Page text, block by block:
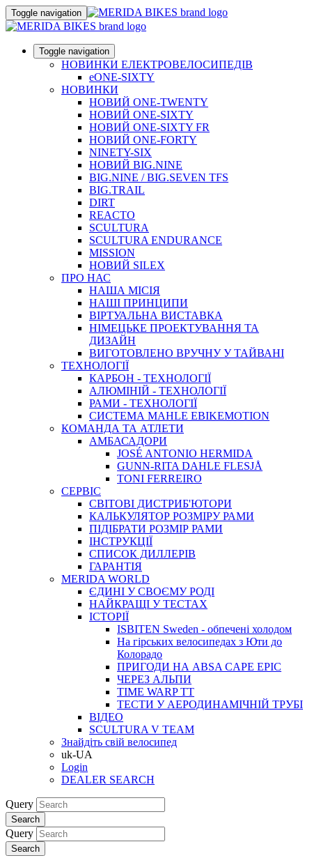
Toggle navigation
Toggle navigation
НОВИНКИ ЕЛЕКТРОВЕЛОСИПЕДІВ
eONE-SIXTY
НОВИНКИ
НОВИЙ ONE-TWENTY
НОВИЙ ONE-SIXTY
НОВИЙ ONE-SIXTY FR
НОВИЙ ONE-FORTY
NINETY-SIX
НОВИЙ BIG.NINE
BIG.NINE / BIG.SEVEN TFS
BIG.TRAIL
DIRT
REACTO
SCULTURA
SCULTURA ENDURANCE
MISSION
НОВИЙ SILEX
ПРО НАС
НАША МICIЯ
НАШI ПРИНЦИПИ
ВIРТУАЛЬНА ВИСТАВКА
НІМЕЦЬКЕ ПРОЕКТУВАННЯ ТА
ДИЗАЙН
ВИГОТОВЛЕНО ВРУЧНУ У ТАЙВАНІ
ТЕХНОЛОГІЇ
КАРБОН - ТЕХНОЛОГІЇ
АЛЮМІНІЙ - ТЕХНОЛОГІЇ
РАМИ - ТЕХНОЛОГІЇ
СИСТЕМА MAHLE EBIKEMOTION
КОМАНДА ТА АТЛЕТИ
АМБАСАДОРИ
JOSÉ ANTONIO HERMIDA
GUNN-RITA DAHLE FLESJÅ
TONI FERREIRO
СЕРВІС
СВІТОВІ ДИСТРИБ'ЮТОРИ
КАЛЬКУЛЯТОР РОЗМIРУ РАМИ
ПІДІБРАТИ РОЗМІР РАМИ
IНСТРУКЦIЇ
СПИСОК ДИЛЛЕРІВ
ГАРАНТIЯ
MERIDA WORLD
ЄДИНI У СВОЄМУ РОДI
НАЙКРАЩІ У ТЕСТАХ
ІСТОРІЇ
ISBITEN Sweden - обпечені холодом
На гірських велосипедах з Юти до
Колорадо
ПРИГОДИ НА ABSA CAPE EPIC
ЧЕРЕЗ АЛЬПИ
TIME WARP TT
ТЕСТИ У АЕРОДИНАМІЧНІЙ ТРУБІ
ВІДЕО
SCULTURA V TEAM
Знайдіть свій велосипед
uk-UA
Login
DEALER SEARCH
Query
Search
Query
Search